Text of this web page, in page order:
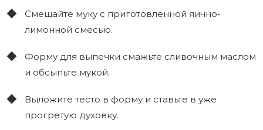
Смешайте муку с приготовленной яично-
лимонной смесью.
Форму для выпечки смажьте сливочным маслом
и обсыпьте мукой.
Выложите тесто в форму и ставьте в уже
прогретую духовку.